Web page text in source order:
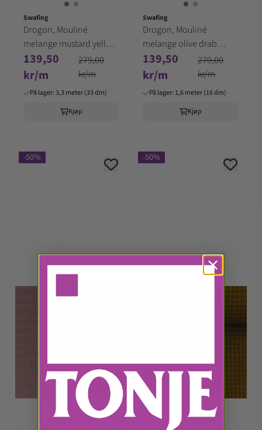
Swafing
Drogon, Mouliné
melange mustard yellow
001313
139,50
kr/m
279,00
kr/m
På lager: 3,3 meter (33 dm)
Kjøp
Swafing
Drogon, Mouliné
melange olive drab
001762
139,50
kr/m
279,00
kr/m
På lager: 1,6 meter (16 dm)
Kjøp
-50% -50%